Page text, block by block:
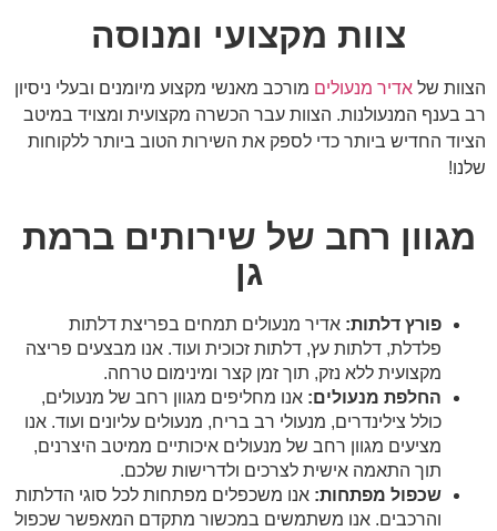
צוות מקצועי ומנוסה
הצוות של אדיר מנעולים מורכב מאנשי מקצוע מיומנים ובעלי ניסיון
רב בענף המנעולנות. הצוות עבר הכשרה מקצועית ומצויד במיטב
הציוד החדיש ביותר כדי לספק את השירות הטוב ביותר ללקוחות
שלנו!
מגוון רחב של שירותים ברמת
גן
פורץ דלתות: אדיר מנעולים תמחים בפריצת דלתות
פלדלת, דלתות עץ, דלתות זכוכית ועוד. אנו מבצעים פריצה
מקצועית ללא נזק, תוך זמן קצר ומינימום טרחה.
החלפת מנעולים: אנו מחליפים מגוון רחב של מנעולים,
כולל צילינדרים, מנעולי רב בריח, מנעולים עליונים ועוד. אנו
מציעים מגוון רחב של מנעולים איכותיים ממיטב היצרנים,
תוך התאמה אישית לצרכים ולדרישות שלכם.
שכפול מפתחות: אנו משכפלים מפתחות לכל סוגי הדלתות
והרכבים. אנו משתמשים במכשור מתקדם המאפשר שכפול